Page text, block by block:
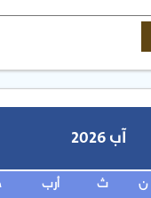
آب 2026
ن ث أرب خ